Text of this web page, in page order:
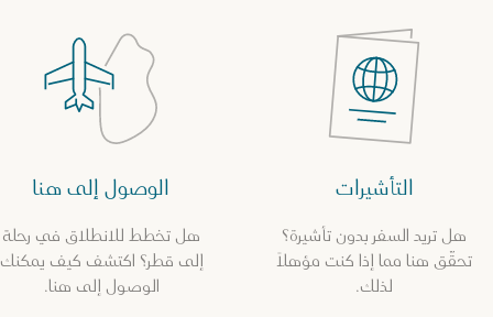
التأشيرات
هل تريد السفر بدون تأشيرة؟
تحقّق هنا مما إذا كنت مؤهلاً
لذلك.
الوصول إلى هنا
هل تخطط للانطلاق في رحلة
إلى قطر؟ اكتشف كيف يمكنك
الوصول إلى هنا.